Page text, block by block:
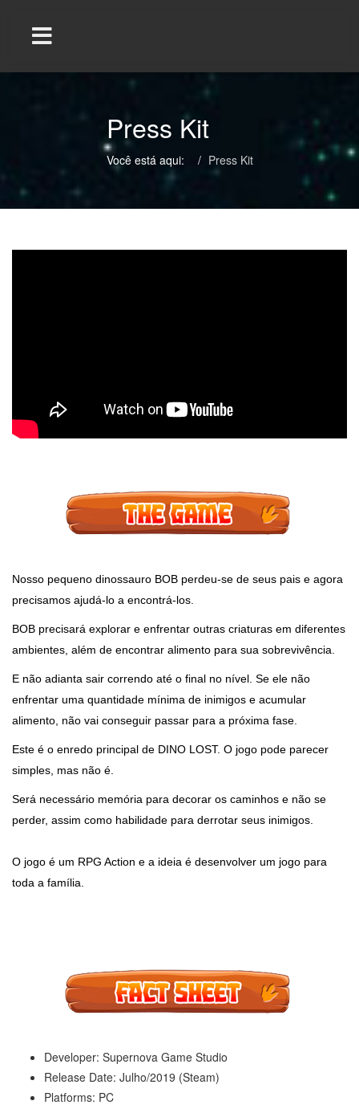
Press Kit
Você está aqui: / Press Kit
Nosso pequeno dinossauro BOB perdeu-se de seus pais e agora
precisamos ajudá-lo a encontrá-los.
BOB precisará explorar e enfrentar outras criaturas em diferentes
ambientes, além de encontrar alimento para sua sobrevivência.
E não adianta sair correndo até o final no nível. Se ele não
enfrentar uma quantidade mínima de inimigos e acumular
alimento, não vai conseguir passar para a próxima fase.
Este é o enredo principal de DINO LOST. O jogo pode parecer
simples, mas não é.
Será necessário memória para decorar os caminhos e não se
perder, assim como habilidade para derrotar seus inimigos.
O jogo é um RPG Action e a ideia é desenvolver um jogo para
toda a família.
Developer: Supernova Game Studio
Release Date: Julho/2019 (Steam)
Platforms: PC